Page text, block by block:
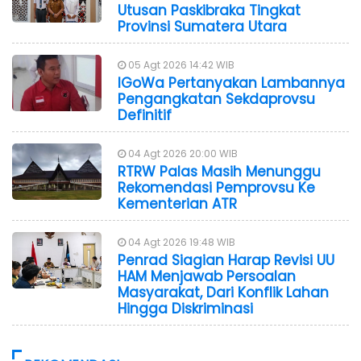
Utusan Paskibraka Tingkat
Provinsi Sumatera Utara
05 Agt 2026 14:42 WIB
IGoWa Pertanyakan Lambannya
Pengangkatan Sekdaprovsu
Definitif
04 Agt 2026 20:00 WIB
RTRW Palas Masih Menunggu
Rekomendasi Pemprovsu Ke
Kementerian ATR
04 Agt 2026 19:48 WIB
Penrad Siagian Harap Revisi UU
HAM Menjawab Persoalan
Masyarakat, Dari Konflik Lahan
Hingga Diskriminasi